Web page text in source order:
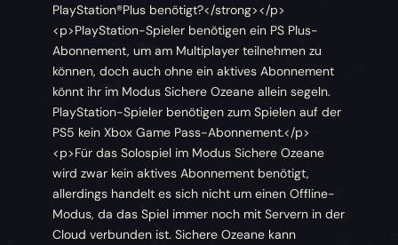
PlayStation®Plus benötigt?</strong></p>
<p>PlayStation-Spieler benötigen ein PS Plus-
Abonnement, um am Multiplayer teilnehmen zu
können, doch auch ohne ein aktives Abonnement
könnt ihr im Modus Sichere Ozeane allein segeln.
PlayStation-Spieler benötigen zum Spielen auf der
PS5 kein Xbox Game Pass-Abonnement.</p>
<p>Für das Solospiel im Modus Sichere Ozeane
wird zwar kein aktives Abonnement benötigt,
allerdings handelt es sich nicht um einen Offline-
Modus, da das Spiel immer noch mit Servern in der
Cloud verbunden ist. Sichere Ozeane kann